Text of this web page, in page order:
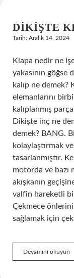
DIKIŞTE
Tarih: Aralık 14, 2024
Klapa nedir ne
yakasının göğse
kalıp ne demek?
elemanlarını
kalıplanmış
Dikişte inç ne
demek? BANG.
kolaylaştırmak
tasarlanmıştır.
motorda ve bazı
akışkanın
valfin hareketli
Çekmece
sağlamak için
Devamını okuyun